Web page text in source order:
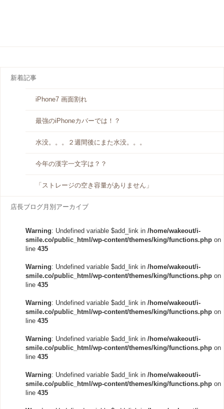
新着記事
iPhone7 画面割れ
最強のiPhoneカバーでは！？
水没。。。２週間後にまた水没。。。
今年の漢字一文字は？？
「ストレージの空き容量がありません」
店長ブログ月別アーカイブ
Warning: Undefined variable $add_link in /home/wakeout/i-
smile.co/public_html/wp-content/themes/king/functions.php on
line 435
Warning: Undefined variable $add_link in /home/wakeout/i-
smile.co/public_html/wp-content/themes/king/functions.php on
line 435
Warning: Undefined variable $add_link in /home/wakeout/i-
smile.co/public_html/wp-content/themes/king/functions.php on
line 435
Warning: Undefined variable $add_link in /home/wakeout/i-
smile.co/public_html/wp-content/themes/king/functions.php on
line 435
Warning: Undefined variable $add_link in /home/wakeout/i-
smile.co/public_html/wp-content/themes/king/functions.php on
line 435